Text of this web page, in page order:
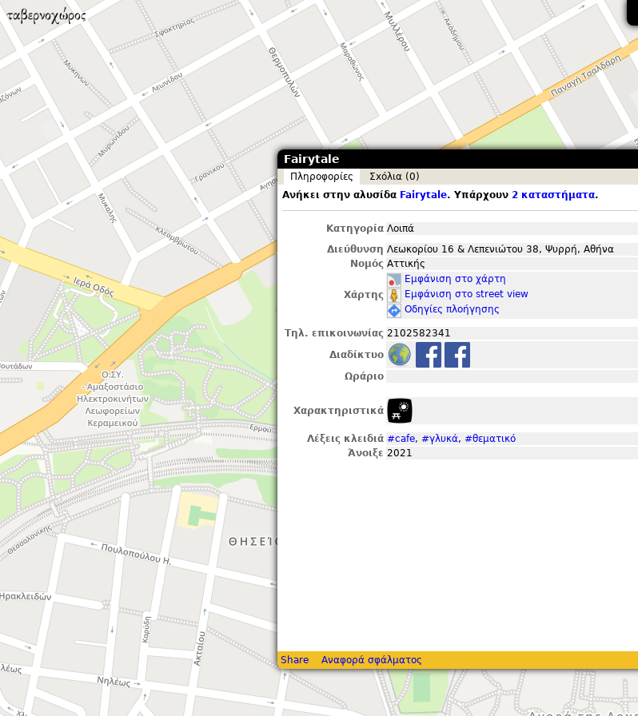
Fairytale
Πληροφορίες
Σxόλια (0)
Ανήκει στην αλυσίδα Fairytale. Υπάρχουν 2 καταστήματα.
Κατηγορία Λοιπά
Διεύθυνση Λεωκορίου 16 & Λεπενιώτου 38, Ψυρρή, Αθήνα
Νομός Αττικής
Χάρτης
Εμφάνιση στο χάρτη
Εμφάνιση στο street view
Οδηγίες πλοήγησης
Τηλ. επικοινωνίας 2102582341
Διαδίκτυο
Ωράριο
Χαρακτηριστικά
Λέξεις κλειδιά #cafe, #γλυκά, #θεματικό
Άνοιξε 2021
Share Αναφορά σφάλματος